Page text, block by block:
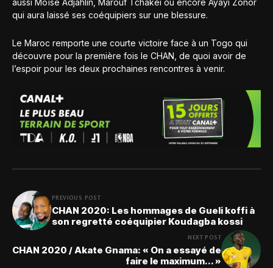
qui aura laissé ses coéquipiers sur une blessure.
Le Maroc remporte une courte victoire face à un Togo qui
découvre pour la première fois le CHAN, de quoi avoir de
l’espoir pour les deux prochaines rencontres à venir.
PREVIOUS POST
CHAN 2020: Les hommages de Gueli koffi à
son regretté coéquipier Koudagba kossi
NEXT POST
CHAN 2020 / Akate Gnama: « On a essayé de
faire le maximum... »